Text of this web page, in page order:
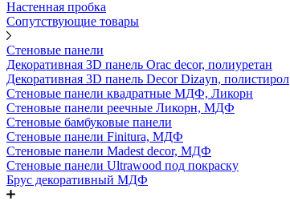
Настенная пробка
Сопутствующие товары
Стеновые панели
Декоративная 3D панель Orac decor, полиуретан
Декоративная 3D панель Decor Dizayn, полистирол
Стеновые панели квадратные МДФ, Ликорн
Стеновые панели реечные Ликорн, МДФ
Стеновые бамбуковые панели
Стеновые панели Finitura, МДФ
Стеновые панели Madest decor, МДФ
Стеновые панели Ultrawood под покраску
Брус декоративный МДФ